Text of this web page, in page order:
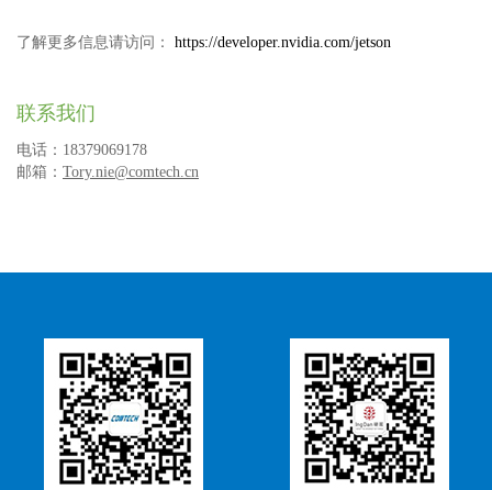
了解更多信息请访问： https://developer.nvidia.com/jetson
联系我们
电话：18379069178
邮箱： Tory.nie@comtech.cn